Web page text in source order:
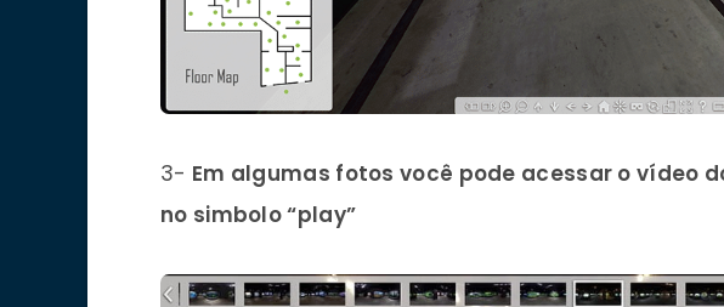
3- Em algumas fotos você pode acessar o vídeo
no simbolo “play”